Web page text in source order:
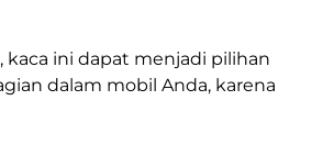
kaca ini dapat menjadi pilihan
dalam mobil Anda, karena